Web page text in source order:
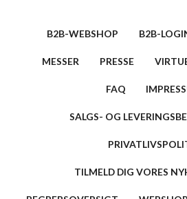
B2B-WEBSHOP B2B-
MESSER PRESSE
FAQ
SALGS- OG
TILMELD DIG VORES